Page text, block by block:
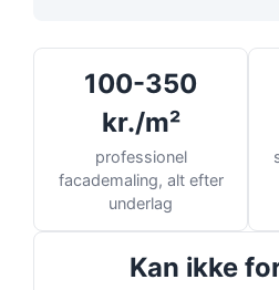
100-350
kr./m²
professionel
facademaling, alt efter
underlag
Kan ikke